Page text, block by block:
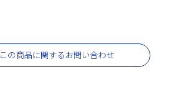
この商品に関するお問い合わせ